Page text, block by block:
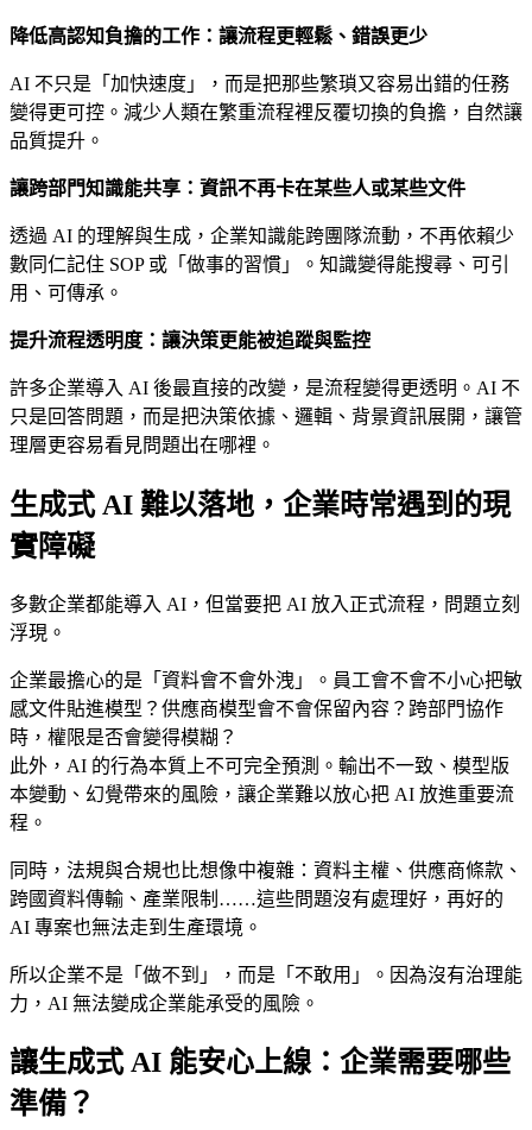
降低高認知負擔的工作：讓流程更輕鬆、錯誤更少
AI 不只是「加快速度」，而是把那些繁瑣又容易出錯的任務
變得更可控。減少人類在繁重流程裡反覆切換的負擔，自然讓
品質提升。
讓跨部門知識能共享：資訊不再卡在某些人或某些文件
透過 AI 的理解與生成，企業知識能跨團隊流動，不再依賴少
數同仁記住 SOP 或「做事的習慣」。知識變得能搜尋、可引
用、可傳承。
提升流程透明度：讓決策更能被追蹤與監控
許多企業導入 AI 後最直接的改變，是流程變得更透明。AI 不
只是回答問題，而是把決策依據、邏輯、背景資訊展開，讓管
理層更容易看見問題出在哪裡。
生成式 AI 難以落地，企業時常遇到的現
實障礙
多數企業都能導入 AI，但當要把 AI 放入正式流程，問題立刻
浮現。
企業最擔心的是「資料會不會外洩」。員工會不會不小心把敏
感文件貼進模型？供應商模型會不會保留內容？跨部門協作
時，權限是否會變得模糊？
此外，AI 的行為本質上不可完全預測。輸出不一致、模型版
本變動、幻覺帶來的風險，讓企業難以放心把 AI 放進重要流
程。
同時，法規與合規也比想像中複雜：資料主權、供應商條款、
跨國資料傳輸、產業限制……這些問題沒有處理好，再好的
AI 專案也無法走到生產環境。
所以企業不是「做不到」，而是「不敢用」。因為沒有治理能
力，AI 無法變成企業能承受的風險。
讓生成式 AI 能安心上線：企業需要哪些
準備？